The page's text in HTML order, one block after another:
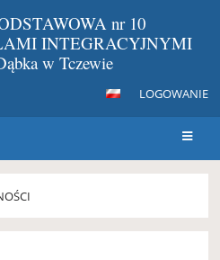
nr 10
INTEGRACYJNYMI
w Tczewie
LOGOWANIE